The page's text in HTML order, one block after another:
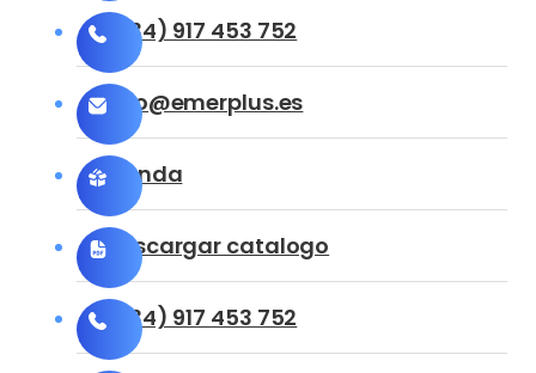
(+34) 917 453 752
info@emerplus.es
Tienda
Descargar catalogo
(+34) 917 453 752